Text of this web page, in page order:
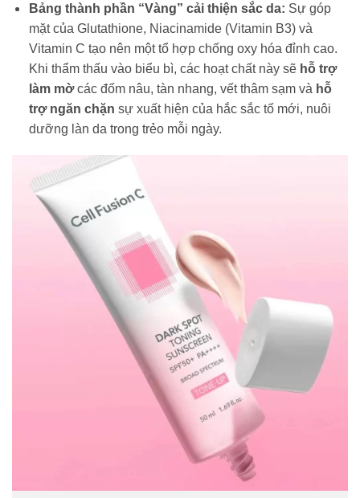
Bảng thành phần “Vàng” cải thiện sắc da: Sự góp
mặt của Glutathione, Niacinamide (Vitamin B3) và
Vitamin C tạo nên một tổ hợp chống oxy hóa đỉnh cao.
Khi thẩm thấu vào biểu bì, các hoạt chất này sẽ hỗ trợ
làm mờcác đốm nâu, tàn nhang, vết thâm sạm và hỗ
trợ ngăn chặn sự xuất hiện của hắc sắc tố mới, nuôi
dưỡng làn da trong trẻo mỗi ngày.